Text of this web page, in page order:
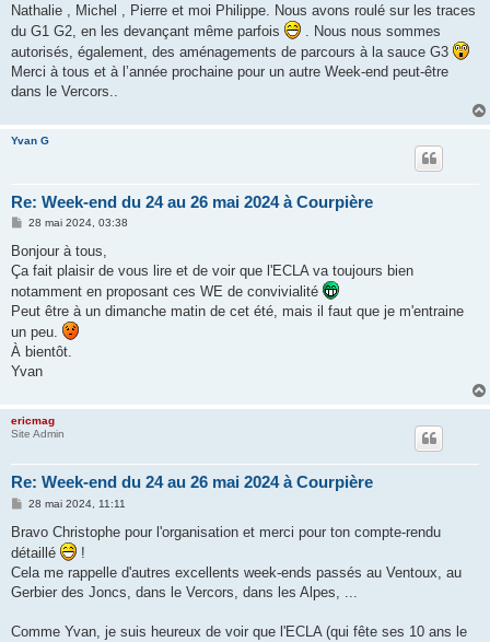
Nathalie , Michel , Pierre et moi Philippe. Nous avons roulé sur les traces
du G1 G2, en les devançant même parfois
. Nous nous sommes
autorisés, également, des aménagements de parcours à la sauce G3
Merci à tous et à l’année prochaine pour un autre Week-end peut-être
dans le Vercors..
Yvan G
Re: Week-end du 24 au 26 mai 2024 à Courpière
M
s
a
g
28 mai 2024, 03:38
Bonjour à tous,
Ça fait plaisir de vous lire et de voir que l'ECLA va toujours bien
notamment en proposant ces WE de convivialité
Peut être à un dimanche matin de cet été, mais il faut que je m'entraine
un peu.
À bientôt.
Yvan
ericmag
Site Admin
Re: Week-end du 24 au 26 mai 2024 à Courpière
M
s
a
g
e
28 mai 2024, 11:11
Bravo Christophe pour l'organisation et merci pour ton compte-rendu
détaillé
!
Cela me rappelle d'autres excellents week-ends passés au Ventoux, au
Gerbier des Joncs, dans le Vercors, dans les Alpes, ...
Comme Yvan, je suis heureux de voir que l'ECLA (qui fête ses 10 ans le